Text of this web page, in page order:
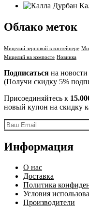
Облако меток
Мицелий зерновой в контейнере
Мицелий на компосте Новинка
Подписаться на новости
(Получи скидку 5%
Присоединяйтесь к
новый купон на скидку
Информация
О нас
Доставка
Политика
Условия
Производители